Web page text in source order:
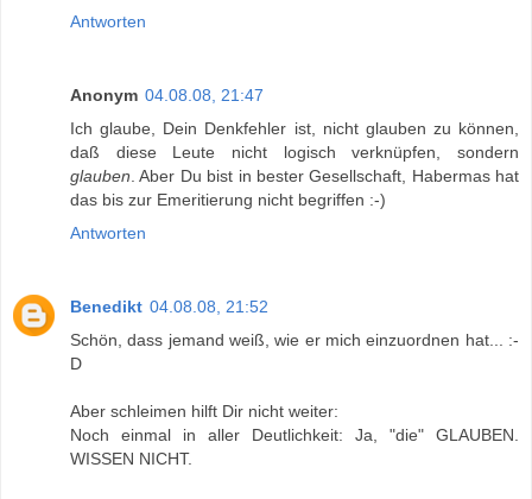
Antworten
Anonym 04.08.08, 21:47
Ich glaube, Dein Denkfehler ist, nicht glauben zu können,
daß diese Leute nicht logisch verknüpfen, sondern
glauben . Aber Du bist in bester Gesellschaft, Habermas hat
das bis zur Emeritierung nicht begriffen :-)
Antworten
Benedikt 04.08.08, 21:52
Schön, dass jemand weiß, wie er mich einzuordnen hat... :-
D
Aber schleimen hilft Dir nicht weiter:
Noch einmal in aller Deutlichkeit: Ja, "die" GLAUBEN.
WISSEN NICHT.